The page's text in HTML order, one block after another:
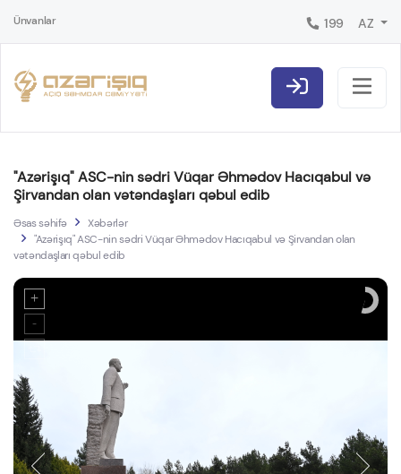
Ünvanlar 199 AZ
"Azərişıq" ASC-nin sədri Vüqar Əhmədov Hacıqabul və
Şirvandan olan vətəndaşları qəbul edib
Əsas səhifə
Xəbərlər
"Azərişıq" ASC-nin sədri Vüqar Əhmədov Hacıqabul və Şirvandan olan
vətəndaşları qəbul edib